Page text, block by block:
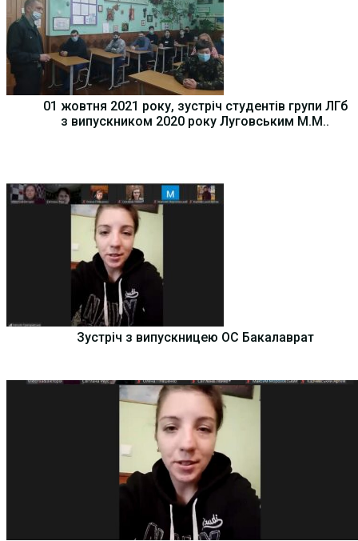
01 жовтня 2021 року, зустріч студентів групи ЛГб
з випускником 2020 року Луговським М.М..
Зустріч з випускницею ОС Бакалаврат